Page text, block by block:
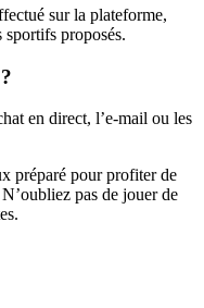
sur la plateforme,
sportifs proposés.
en direct, l’e-mail ou les
préparé pour profiter de
pas de jouer de